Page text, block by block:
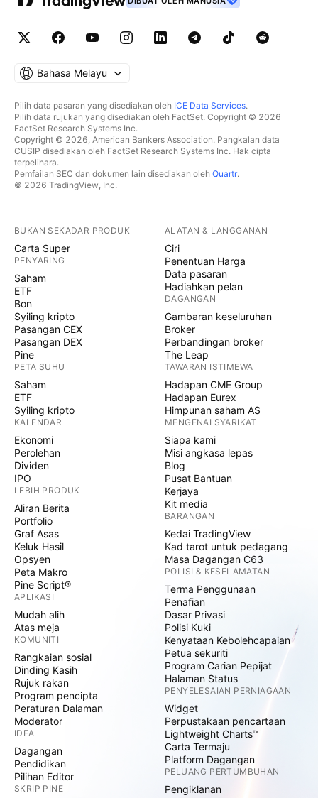
Bahasa Melayu
Pilih data pasaran yang disediakan oleh ICE Data Services.
Pilih data rujukan yang disediakan oleh FactSet. Copyright © 2026
FactSet Research Systems Inc.
Copyright © 2026, American Bankers Association. Pangkalan data
CUSIP disediakan oleh FactSet Research Systems Inc. Hak cipta
terpelihara.
Pemfailan SEC dan dokumen lain disediakan oleh Quartr.
© 2026 TradingView, Inc.
BUKAN SEKADAR PRODUK
Carta Super
PENYARING
Saham
ETF
Bon
Syiling kripto
Pasangan CEX
Pasangan DEX
Pine
PETA SUHU
Saham
ETF
Syiling kripto
KALENDAR
Ekonomi
Perolehan
Dividen
IPO
LEBIH PRODUK
Aliran Berita
Portfolio
Graf Asas
Keluk Hasil
Opsyen
Peta Makro
Pine Script®
APLIKASI
Mudah alih
Atas meja
KOMUNITI
Rangkaian sosial
Dinding Kasih
Rujuk rakan
Program pencipta
Peraturan Dalaman
Moderator
IDEA
Dagangan
Pendidikan
Pilihan Editor
SKRIP PINE
ALATAN & LANGGANAN
Ciri
Penentuan Harga
Data pasaran
Hadiahkan pelan
DAGANGAN
Gambaran keseluruhan
Broker
Perbandingan broker
The Leap
TAWARAN ISTIMEWA
Hadapan CME Group
Hadapan Eurex
Himpunan saham AS
MENGENAI SYARIKAT
Siapa kami
Misi angkasa lepas
Blog
Pusat Bantuan
Kerjaya
Kit media
BARANGAN
Kedai TradingView
Kad tarot untuk pedagang
Masa Dagangan C63
POLISI & KESELAMATAN
Terma Penggunaan
Penafian
Dasar Privasi
Polisi Kuki
Kenyataan Kebolehcapaian
Petua sekuriti
Program Carian Pepijat
Halaman Status
PENYELESAIAN PERNIAGAAN
Widget
Perpustakaan pencartaan
Lightweight Charts™
Carta Termaju
Platform Dagangan
PELUANG PERTUMBUHAN
Pengiklanan